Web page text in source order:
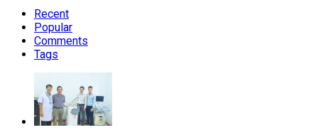
Recent
Popular
Comments
Tags